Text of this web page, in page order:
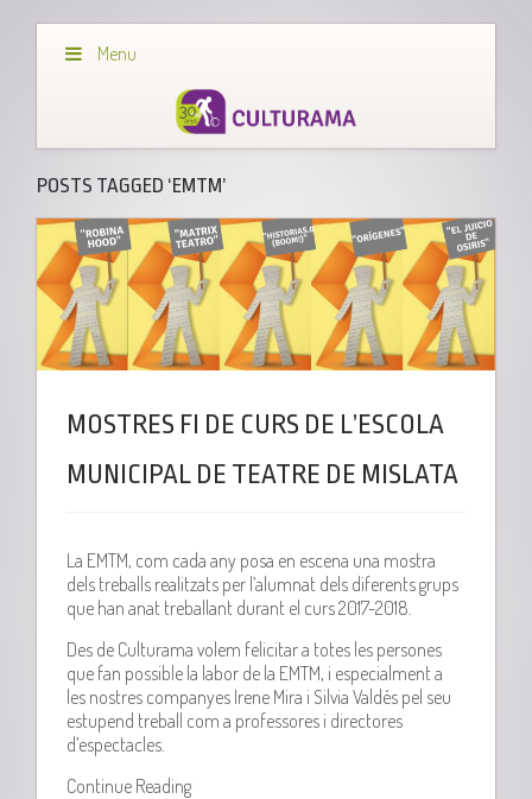
Menu
POSTS TAGGED ‘EMTM’
MOSTRES FI DE CURS DE L’ESCOLA
MUNICIPAL DE TEATRE DE MISLATA
La EMTM, com cada any posa en escena una mostra
dels treballs realitzats per l’alumnat dels diferents grups
que han anat treballant durant el curs 2017-2018.
Des de Culturama volem felicitar a totes les persones
que fan possible la labor de la EMTM, i especialment a
les nostres companyes Irene Mira i Silvia Valdés pel seu
estupend treball com a professores i directores
d’espectacles.
Continue Reading